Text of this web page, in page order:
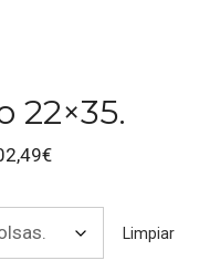
22×35.
€
Limpiar